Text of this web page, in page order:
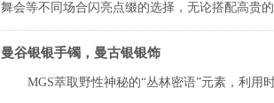
舞会等不同场合闪亮点缀的选择，无论搭配高贵
曼谷银银手镯，曼古银银饰
MGS萃取野性神秘的“丛林密语”元素，利用